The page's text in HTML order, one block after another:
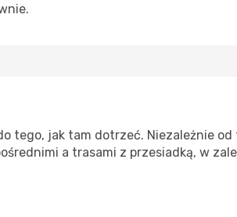
tego, jak tam dotrzeć. Niezależnie
a trasami z przesiadką, w